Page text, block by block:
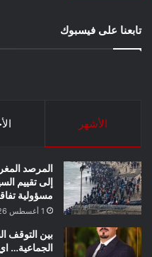
تابعنا على فيسبوك
الأشهر
المرصد
إلى تقييم
مسؤولية
1 أغسطس 2026
بين التوقف
الجماعية…